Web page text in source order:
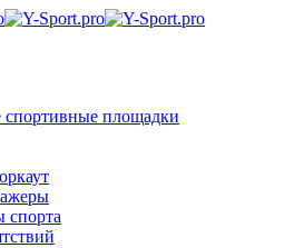
спортивные площадки
спорта